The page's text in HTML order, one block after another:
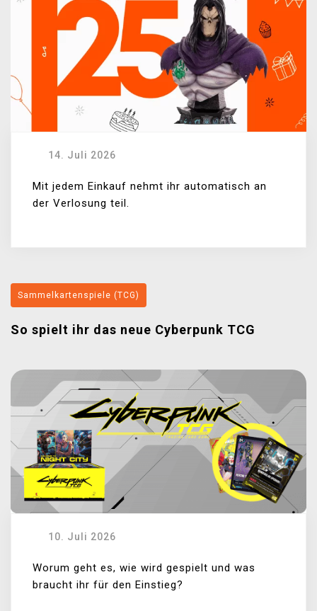
14. Juli 2026
Mit jedem Einkauf nehmt ihr automatisch an
der Verlosung teil.
Sammelkartenspiele (TCG)
So spielt ihr das neue Cyberpunk TCG
10. Juli 2026
Worum geht es, wie wird gespielt und was
braucht ihr für den Einstieg?